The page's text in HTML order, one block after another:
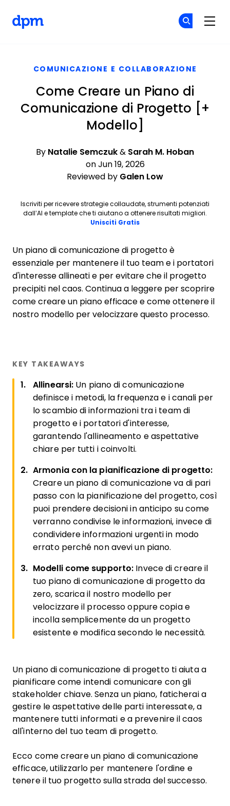
COMUNICAZIONE E COLLABORAZIONE
Come Creare un Piano di
Comunicazione di Progetto [+
Modello]
By Natalie Semczuk & Sarah M. Hoban
on Jun 19, 2026
Reviewed by Galen Low
Iscriviti per ricevere strategie collaudate, strumenti potenziati
dall’AI e template che ti aiutano a ottenere risultati migliori.
Unisciti GratisOpens new window
Un piano di comunicazione di progetto è
essenziale per mantenere il tuo team e i portatori
d'interesse allineati e per evitare che il progetto
precipiti nel caos. Continua a leggere per scoprire
come creare un piano efficace e come ottenere il
nostro modello per velocizzare questo processo.
KEY TAKEAWAYS
Allinearsi: Un piano di comunicazione
definisce i metodi, la frequenza e i canali per
lo scambio di informazioni tra i team di
progetto e i portatori d'interesse,
garantendo l'allineamento e aspettative
chiare per tutti i coinvolti.
Armonia con la pianificazione di progetto:
Creare un piano di comunicazione va di pari
passo con la pianificazione del progetto, così
puoi prendere decisioni in anticipo su come
verranno condivise le informazioni, invece di
condividere informazioni urgenti in modo
errato perché non avevi un piano.
Modelli come supporto: Invece di creare il
tuo piano di comunicazione di progetto da
zero, scarica il nostro modello per
velocizzare il processo oppure copia e
incolla semplicemente da un progetto
esistente e modifica secondo le necessità.
Un piano di comunicazione di progetto ti aiuta a
pianificare come intendi comunicare con gli
stakeholder chiave. Senza un piano, faticherai a
gestire le aspettative delle parti interessate, a
mantenere tutti informati e a prevenire il caos
all'interno del tuo team di progetto.
Ecco come creare un piano di comunicazione
efficace, utilizzarlo per mantenere l'ordine e
tenere il tuo progetto sulla strada del successo.